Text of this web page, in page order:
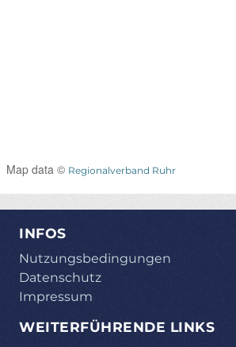
Map data © Regionalverband Ruhr
INFOS
Nutzungsbedingungen
Datenschutz
Impressum
WEITERFÜHRENDE LINKS